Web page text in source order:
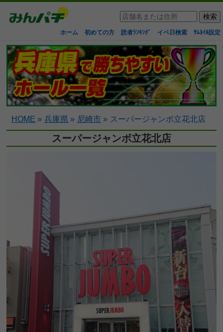
ホーム 初めての方 読者ﾗﾝｷﾝｸﾞ イベ日検索 ｻﾑﾈｲﾙ設定
HOME » 兵庫県 » 尼崎市 » スーパージャンボ立花北店
スーパージャンボ立花北店